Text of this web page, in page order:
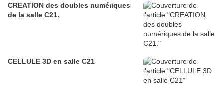
CREATION des doubles numériques
de la salle C21.
CELLULE 3D en salle C21